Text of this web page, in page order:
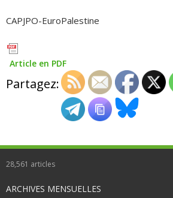
CAPJPO-EuroPalestine
Article en PDF
Partagez:
28,561 articles
ARCHIVES MENSUELLES